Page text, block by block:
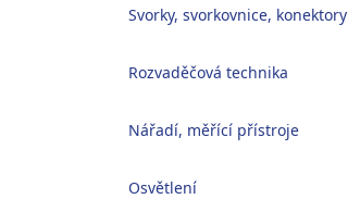
Svorky, svorkovnice, konektory
Rozvaděčová technika
Nářadí, měřící přístroje
Osvětlení